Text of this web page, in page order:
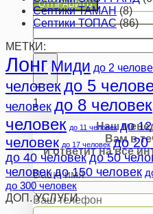
ОТПРАВИТЬ
×
""
1
Наш
Вам в
и ответит на все
Ваше имя
Ваш телефон
Септики ТАМАН (8)
Септики ТОПАС (86)
МЕТКИ:
Лонг Миди до 2
человекдо 5
человек до 8 человек
человек до 11 человек до
человек до 17 человек до 20
до 40 человек до 50
человек до 150 человек
до 300 человек
ДОП. УСЛУГИ